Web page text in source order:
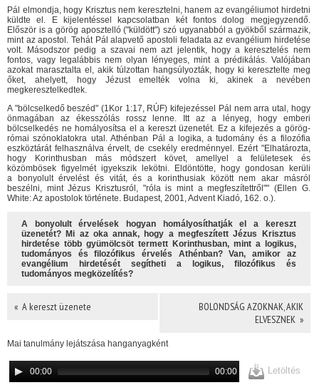
Pál elmondja, hogy Krisztus nem keresztelni, hanem az evangéliumot hirdetni
küldte el. E kijelentéssel kapcsolatban két fontos dolog megjegyzendő.
Először is a görög aposztelló ("küldött") szó ugyanabból a gyökből származik,
mint az apostol. Tehát Pál alapvető apostoli feladata az evangélium hirdetése
volt. Másodszor pedig a szavai nem azt jelentik, hogy a keresztelés nem
fontos, vagy legalábbis nem olyan lényeges, mint a prédikálás. Valójában
azokat marasztalta el, akik túlzottan hangsúlyozták, hogy ki keresztelte meg
őket, ahelyett, hogy Jézust emelték volna ki, akinek a nevében
megkeresztelkedtek.
A "bölcselkedő beszéd" (1Kor 1:17, RÚF) kifejezéssel Pál nem arra utal, hogy
önmagában az ékesszólás rossz lenne. Itt az a lényeg, hogy emberi
bölcselkedés ne homályosítsa el a kereszt üzenetét. Ez a kifejezés a görög-
római szónoklatokra utal. Athénban Pál a logika, a tudomány és a filozófia
eszköztárát felhasználva érvelt, de csekély eredménnyel. Ezért "Elhatározta,
hogy Korinthusban más módszert követ, amellyel a felületesek és
közömbösek figyelmét igyekszik lekötni. Eldöntötte, hogy gondosan kerüli
a bonyolult érvelést és vitát, és a korinthusiak között nem akar másról
beszélni, mint Jézus Krisztusról, "róla is mint a megfeszítettről"" (Ellen G.
White: Az apostolok története. Budapest, 2001, Advent Kiadó, 162. o.).
A bonyolult érvelések hogyan homályosíthatják el a kereszt
üzenetét? Mi az oka annak, hogy a megfeszített Jézus Krisztus
hirdetése több gyümölcsöt termett Korinthusban, mint a logikus,
tudományos és filozófikus érvelés Athénban? Van, amikor az
evangélium hirdetését segítheti a logikus, filozófikus és
tudományos megközelítés?
« A kereszt üzenete
BOLONDSÁG AZOKNAK, AKIK
ELVESZNEK »
Mai tanulmány lejátszása hanganyagként
00:00 00:00 Letöltés